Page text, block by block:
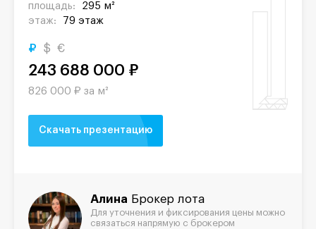
площадь:
295 м²
этаж:
79 этаж
₽ $ €
243 688 000 ₽
826 000 ₽ за м²
Скачать презентацию
Алина Брокер лота
Для уточнения и фиксирования цены можно
связаться напрямую с брокером